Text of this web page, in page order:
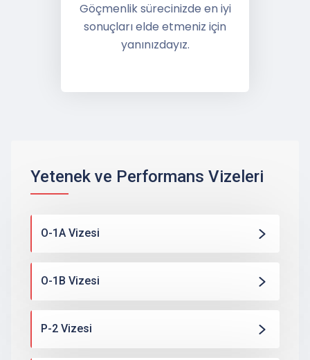
Göçmenlik sürecinizde en iyi
sonuçları elde etmeniz için
yanınızdayız.
Yetenek ve Performans Vizeleri
O-1A Vizesi
O-1B Vizesi
P-2 Vizesi